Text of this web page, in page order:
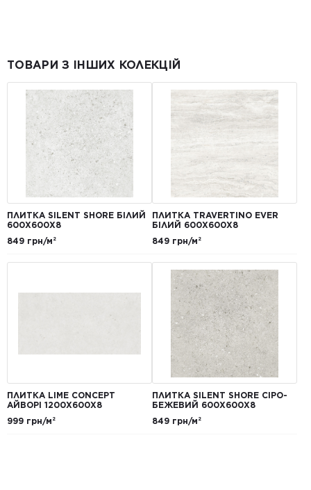
ТОВАРИ З ІНШИХ КОЛЕКЦІЙ
ПЛИТКА SILENT SHORE БІЛИЙ
600Х600Х8
849 грн/м²
ПЛИТКА TRAVERTINO EVER
БІЛИЙ 600Х600Х8
849 грн/м²
ПЛИТКА LIME CONCEPT
АЙВОРІ 1200Х600Х8
999 грн/м²
ПЛИТКА SILENT SHORE СІРО-
БЕЖЕВИЙ 600Х600Х8
849 грн/м²